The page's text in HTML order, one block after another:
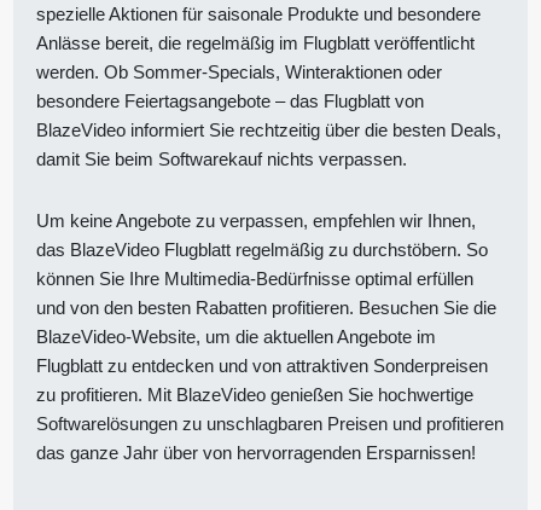
spezielle Aktionen für saisonale Produkte und besondere
Anlässe bereit, die regelmäßig im Flugblatt veröffentlicht
werden. Ob Sommer-Specials, Winteraktionen oder
besondere Feiertagsangebote – das Flugblatt von
BlazeVideo informiert Sie rechtzeitig über die besten Deals,
damit Sie beim Softwarekauf nichts verpassen.
Um keine Angebote zu verpassen, empfehlen wir Ihnen,
das BlazeVideo Flugblatt regelmäßig zu durchstöbern. So
können Sie Ihre Multimedia-Bedürfnisse optimal erfüllen
und von den besten Rabatten profitieren. Besuchen Sie die
BlazeVideo-Website, um die aktuellen Angebote im
Flugblatt zu entdecken und von attraktiven Sonderpreisen
zu profitieren. Mit BlazeVideo genießen Sie hochwertige
Softwarelösungen zu unschlagbaren Preisen und profitieren
das ganze Jahr über von hervorragenden Ersparnissen!